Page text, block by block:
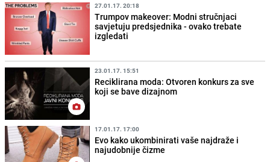
27.01.17. 20:18
Trumpov makeover: Modni stručnjaci
savjetuju predsjednika - ovako trebate
izgledati
23.01.17. 15:51
Reciklirana moda: Otvoren konkurs za sve
koji se bave dizajnom
17.01.17. 17:00
Evo kako ukombinirati vaše najdraže i
najudobnije čizme